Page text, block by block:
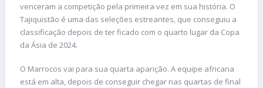
venceram a competição pela primeira vez em sua história. O
Tajiquistão é uma das seleções estreantes, que conseguiu a
classificação depois de ter ficado com o quarto lugar da Copa
da Ásia de 2024.
O Marrocos vai para sua quarta aparição. A equipe africana
está em alta, depois de conseguir chegar nas quartas de final